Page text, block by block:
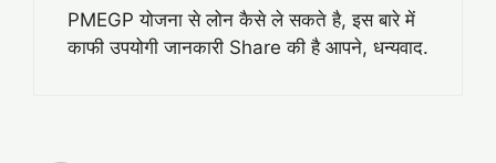
PMEGP योजना से लोन कैसे ले सकते है, इस बारे में
काफी उपयोगी जानकारी Share की है आपने, धन्यवाद.